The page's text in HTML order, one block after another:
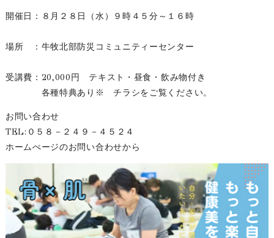
開催日：８月２８日（水）９時４５分～１６時
場所 ：牛牧北部防災コミュニティーセンター
受講費：20,000円 テキスト・昼食・飲み物付き
各種特典あり※ チラシをご覧ください。
お問い合わせ
TEL:０５８－２４９－４５２４
ホームぺージのお問い合わせから